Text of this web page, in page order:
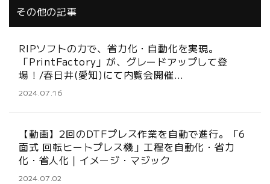
その他の記事
RIPソフトの力で、省力化・自動化を実現。
「PrintFactory」が、グレードアップして登
場！/春日井(愛知)にて内覧会開催…
2024.07.16
【動画】2回のDTFプレス作業を自動で進行。「6
面式 回転ヒートプレス機」工程を自動化・省力
化・省人化｜イメージ・マジック
2024.07.02